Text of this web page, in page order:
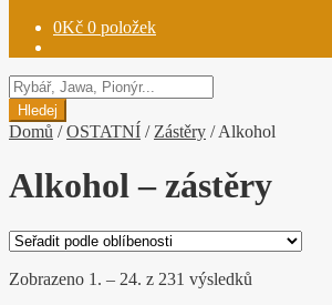
0Kč 0 položek
Hledat
produkty
Hledej
Domů /OSTATNÍ / Zástěry /Alkohol
Alkohol – zástěry
Zobrazeno 1. – 24. z 231 výsledků